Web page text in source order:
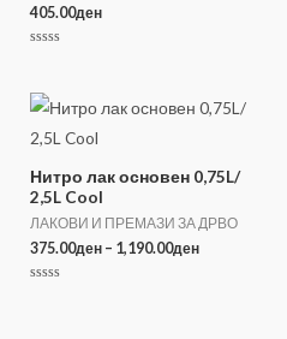
405.00ден
5
Нитро лак основен 0,75L/
2,5L Cool
ЛАКОВИ И ПРЕМАЗИ ЗА ДРВО
375.00ден – 1,190.00денPrice